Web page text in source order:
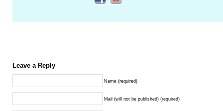
Leave a Reply
Name (required)
Mail (will not be published) (required)